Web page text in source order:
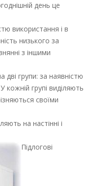
день це
використання і в
низького за
з іншими
дві групи: за наявністю
кожній групі виділяють
своїми
на настінні і
Підлогові